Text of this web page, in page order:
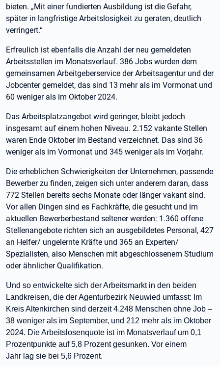
bieten. „Mit einer fundierten Ausbildung ist die Gefahr,
später in langfristige Arbeitslosigkeit zu geraten, deutlich
verringert.“
Erfreulich ist ebenfalls die Anzahl der neu gemeldeten
Arbeitsstellen im Monatsverlauf. 386 Jobs wurden dem
gemeinsamen Arbeitgeberservice der Arbeitsagentur und der
Jobcenter gemeldet, das sind 13 mehr als im Vormonat und
60 weniger als im Oktober 2024.
Das Arbeitsplatzangebot wird geringer, bleibt jedoch
insgesamt auf einem hohen Niveau. 2.152 vakante Stellen
waren Ende Oktober im Bestand verzeichnet. Das sind 36
weniger als im Vormonat und 345 weniger als im Vorjahr.
Die erheblichen Schwierigkeiten der Unternehmen, passende
Bewerber zu finden, zeigen sich unter anderem daran, dass
772 Stellen bereits sechs Monate oder länger vakant sind.
Vor allen Dingen sind es Fachkräfte, die gesucht und im
aktuellen Bewerberbestand seltener werden: 1.360 offene
Stellenangebote richten sich an ausgebildetes Personal, 427
an Helfer/ ungelernte Kräfte und 365 an Experten/
Spezialisten, also Menschen mit abgeschlossenem Studium
oder ähnlicher Qualifikation.
Und so entwickelte sich der Arbeitsmarkt in den beiden
Landkreisen, die der Agenturbezirk Neuwied umfasst: Im
Kreis Altenkirchen sind derzeit 4.248 Menschen ohne Job –
38 weniger als im September, und 212 mehr als im Oktober
2024. Die Arbeitslosenquote ist im Monatsverlauf um 0,1
Prozentpunkte auf 5,8 Prozent gesunken. Vor einem
Jahr lag sie bei 5,6 Prozent.